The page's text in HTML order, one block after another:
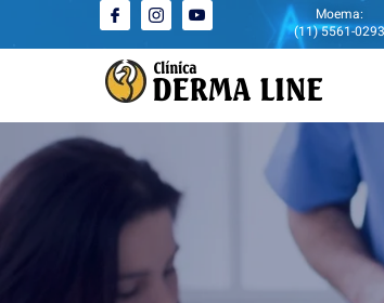
Moema:
(11) 5561-